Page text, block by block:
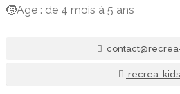
🧒Age : de 4 mois à 5 ans
recrea-